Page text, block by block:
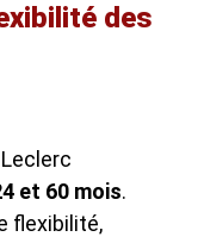
des
et 60 mois.
flexibilité,